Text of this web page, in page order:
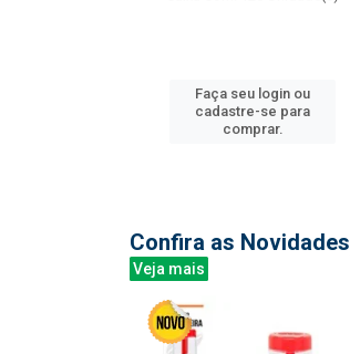
Faça seu login ou
cadastre-se para
comprar.
Confira as Novidades
Veja mais